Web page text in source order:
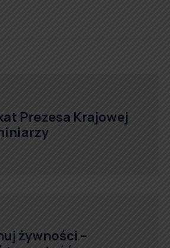
Prezesa Krajowej
żywności –